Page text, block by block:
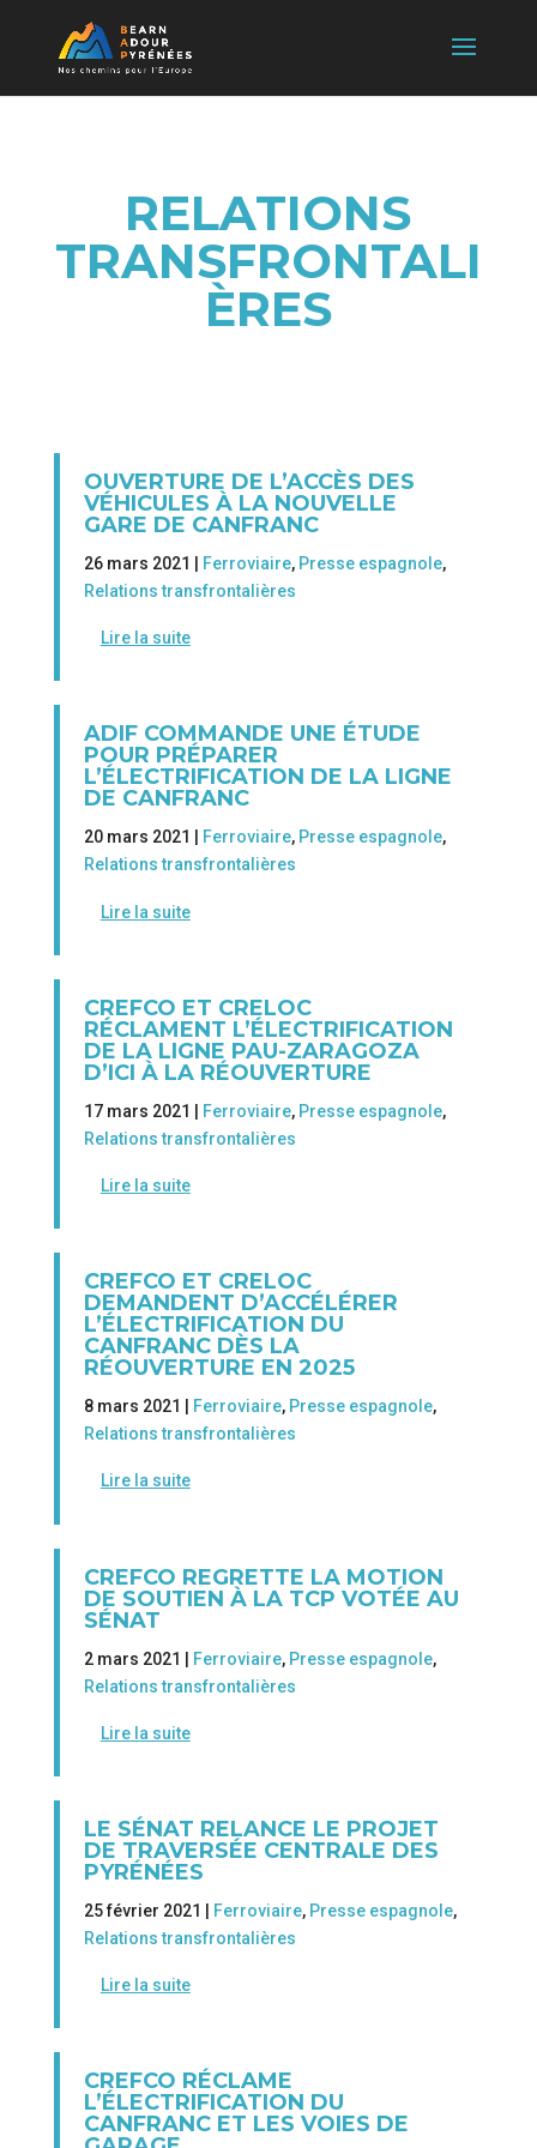
RELATIONS
TRANSFRONTALI
ÈRES
OUVERTURE DE L’ACCÈS DES
VÉHICULES À LA NOUVELLE
GARE DE CANFRANC
26 mars 2021 | Ferroviaire, Presse espagnole,
Relations transfrontalières
Lire la suite
ADIF COMMANDE UNE ÉTUDE
POUR PRÉPARER
L’ÉLECTRIFICATION DE LA LIGNE
DE CANFRANC
20 mars 2021 | Ferroviaire, Presse espagnole,
Relations transfrontalières
Lire la suite
CREFCO ET CRELOC
RÉCLAMENT L’ÉLECTRIFICATION
DE LA LIGNE PAU-ZARAGOZA
D’ICI À LA RÉOUVERTURE
17 mars 2021 | Ferroviaire, Presse espagnole,
Relations transfrontalières
Lire la suite
CREFCO ET CRELOC
DEMANDENT D’ACCÉLÉRER
L’ÉLECTRIFICATION DU
CANFRANC DÈS LA
RÉOUVERTURE EN 2025
8 mars 2021 | Ferroviaire, Presse espagnole,
Relations transfrontalières
Lire la suite
CREFCO REGRETTE LA MOTION
DE SOUTIEN À LA TCP VOTÉE AU
SÉNAT
2 mars 2021 | Ferroviaire, Presse espagnole,
Relations transfrontalières
Lire la suite
LE SÉNAT RELANCE LE PROJET
DE TRAVERSÉE CENTRALE DES
PYRÉNÉES
25 février 2021 | Ferroviaire, Presse espagnole,
Relations transfrontalières
Lire la suite
CREFCO RÉCLAME
L’ÉLECTRIFICATION DU
CANFRANC ET LES VOIES DE